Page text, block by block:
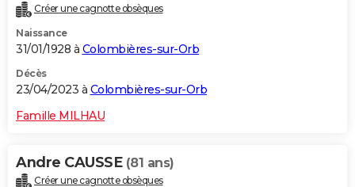
Créer une cagnotte obsèques
Naissance
31/01/1928 à Colombières-sur-Orb
Décès
23/04/2023 à Colombières-sur-Orb
Famille MILHAU
Andre CAUSSE (81 ans)
Créer une cagnotte obsèques